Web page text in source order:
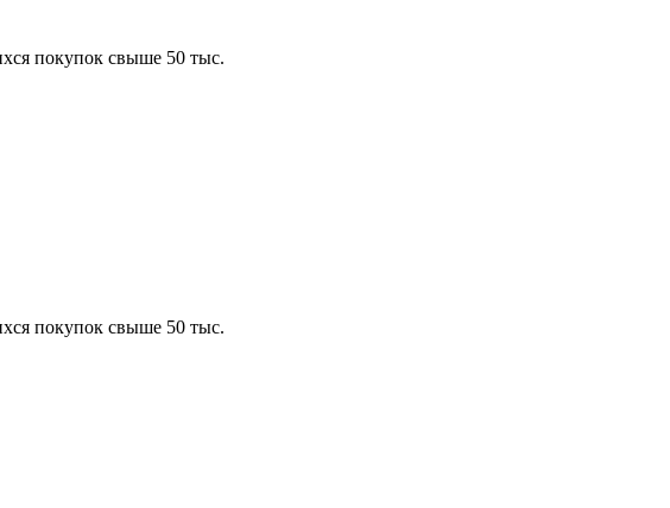
покупок свыше 50 тыс.
покупок свыше 50 тыс.